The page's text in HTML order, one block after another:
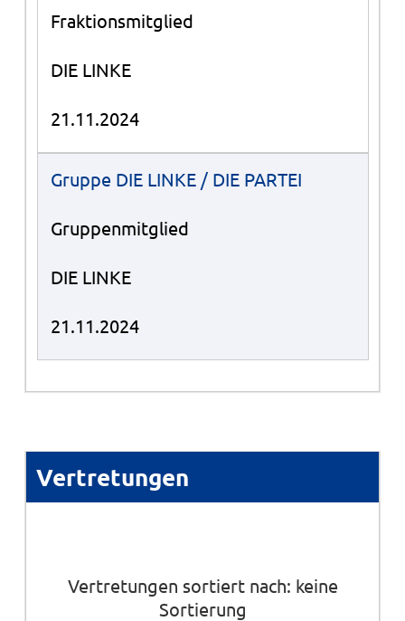
Fraktionsmitglied
DIE LINKE
21.11.2024
Gruppe DIE LINKE / DIE PARTEI
Gruppenmitglied
DIE LINKE
21.11.2024
Vertretungen
Vertretungen sortiert nach: keine
Sortierung